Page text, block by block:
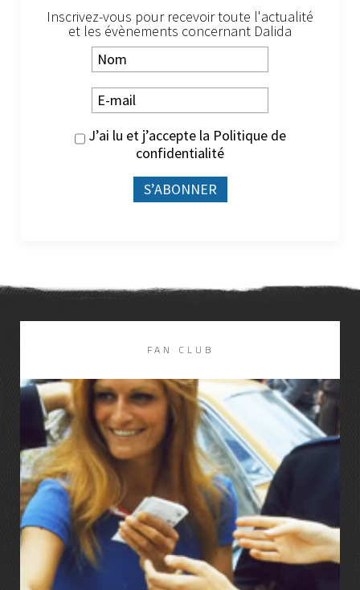
Inscrivez-vous pour recevoir toute l'actualité
et les évènements concernant Dalida
J’ai lu et j’accepte la Politique de
confidentialité
FAN CLUB
LIRE LA SUITE